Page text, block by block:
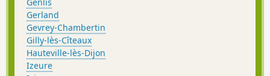
Gerland
Gevrey-Chambertin
Gilly-lès-Cîteaux
Hauteville-lès-Dijon
Izeure